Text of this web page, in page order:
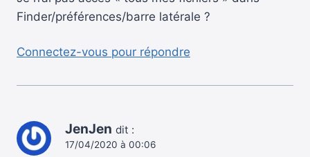
Finder/préférences/barre latérale ?
Connectez-vous pour répondre
JenJen dit :
17/04/2020 à 00:06